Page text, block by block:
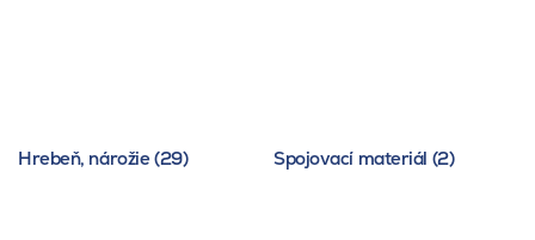
Hrebeň, nárožie (29) Spojovací materiál (2)